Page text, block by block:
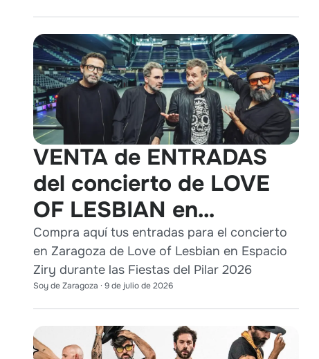
VENTA de ENTRADAS
del concierto de LOVE
OF LESBIAN en
Zaragoza durante Pilares
2026
Compra aquí tus entradas para el concierto
en Zaragoza de Love of Lesbian en Espacio
Ziry durante las Fiestas del Pilar 2026
Soy de Zaragoza · 9 de julio de 2026